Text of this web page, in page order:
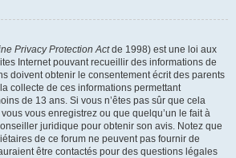
Privacy Protection Actde 1998) est une loi aux
Internet pouvant recueillir des informations de
doivent obtenir le consentement écrit des parents
collecte de ces informations permettant
de 13 ans. Si vous n’êtes pas sûr que cela
vous enregistrez ou que quelqu’un le fait à
juridique pour obtenir son avis. Notez que
de ce forum ne peuvent pas fournir de
être contactés pour des questions légales